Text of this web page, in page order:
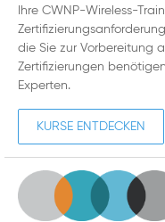
Ihre CWNP-Wireless-
die Sie zur Vorbereitung
Zertifizierungen
Experten.
KURSE ENTDECKEN